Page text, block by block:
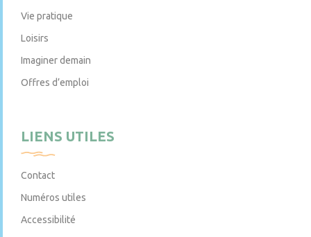
Vie pratique
Loisirs
Imaginer demain
Offres d’emploi
LIENS UTILES
Contact
Numéros utiles
Accessibilité